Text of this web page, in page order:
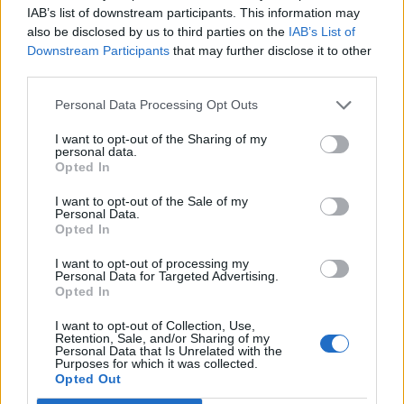
IAB’s list of downstream participants. This information may
also be disclosed by us to third parties on the IAB’s List of
Downstream Participants that may further disclose it to other
Personal Data Processing Opt Outs
I want to opt-out of the Sharing of my
personal data.
Opted In
I want to opt-out of the Sale of my
Personal Data.
Opted In
I want to opt-out of processing my
Personal Data for Targeted Advertising.
Opted In
I want to opt-out of Collection, Use,
Retention, Sale, and/or Sharing of my
Personal Data that Is Unrelated with the
Purposes for which it was collected.
Opted Out
– eller?
Kriminalvårdare
misstänks för
misshandel av kollega
En manlig kriminalvårdare misstänks för att ha
tagit ett stryptag på en kvinnlig kollega i